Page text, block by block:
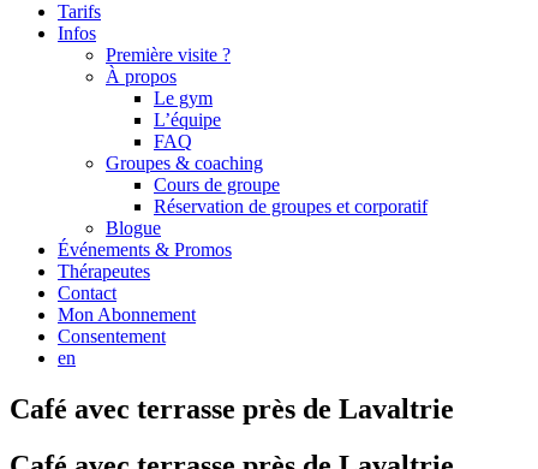
Tarifs
Infos
Première visite ?
À propos
Le gym
L’équipe
FAQ
Groupes & coaching
Cours de groupe
Réservation de groupes et corporatif
Blogue
Événements & Promos
Thérapeutes
Contact
Mon Abonnement
Consentement
en
Café avec terrasse près de Lavaltrie